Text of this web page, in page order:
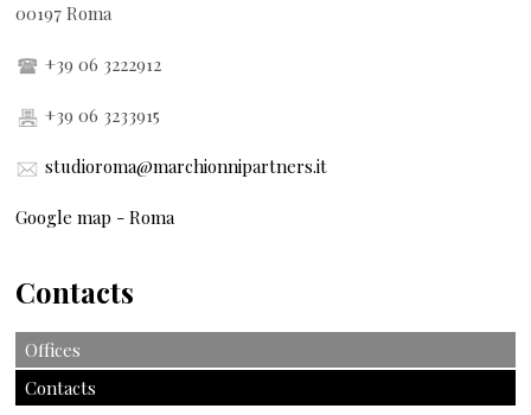
00197 Roma
+39 06 3222912
+39 06 3233915
studioroma@marchionnipartners.it
Google map - Roma
Contacts
Offices
Contacts